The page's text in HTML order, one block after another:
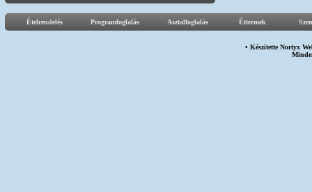
Ételrendelés Programfoglalás Asztalfoglalás Éttermek
• KészítetteNortyx